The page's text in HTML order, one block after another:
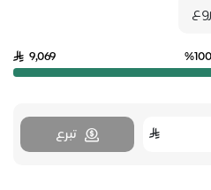
%100
9,069
تبرع